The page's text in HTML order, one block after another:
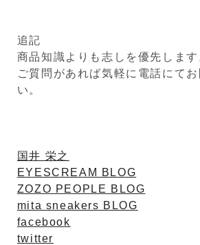
追記
商品知識よりも志しを優先します
ご質問があれば気軽に電話にて
い。
国井 栄之
EYESCREAM BLOG
ZOZO PEOPLE BLOG
mita sneakers BLOG
facebook
twitter